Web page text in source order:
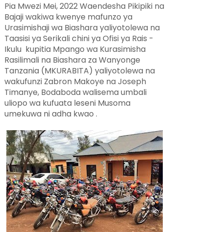
Pia Mwezi Mei, 2022 Waendesha Pikipiki na
Bajaji wakiwa kwenye mafunzo ya
Urasimishaji wa Biashara yaliyotolewa na
Taasisi ya Serikali chini ya Ofisi ya Rais -
Ikulu kupitia Mpango wa Kurasimisha
Rasilimali na Biashara za Wanyonge
Tanzania (MKURABITA) yaliyotolewa na
wakufunzi Zabron Makoye na Joseph
Timanye, Bodaboda walisema umbali
uliopo wa kufuata leseni Musoma
umekuwa ni adha kwao .